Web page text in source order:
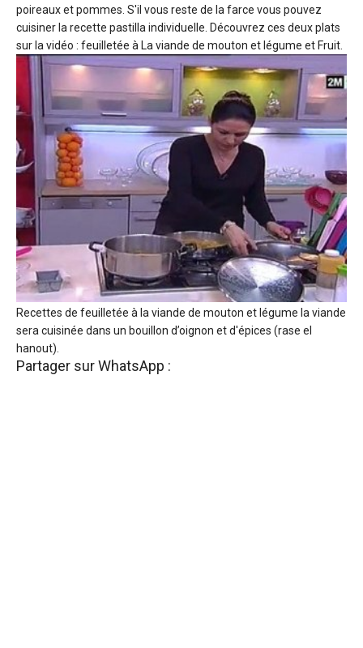
poireaux et pommes. S'il vous reste de la farce vous pouvez
cuisiner la recette pastilla individuelle. Découvrez ces deux plats
sur la vidéo : feuilletée à La viande de mouton et légume et Fruit.
Recettes de feuilletée à la viande de mouton et légume la viande
sera cuisinée dans un bouillon d’oignon et d'épices (rase el
hanout).
Partager sur WhatsApp :